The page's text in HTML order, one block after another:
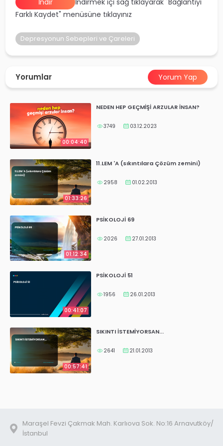
İndir
İndirmek içi sağ tıklayarak "Bağlantıyı
Farklı Kaydet" menüsüne tıklayınız
Depresyonun Sebepleri ve Çareleri
Yorumlar Yorum Yap
00:04:40
NEDEN HEP GEÇMİŞİ ARZULAR İNSAN?
3749 03.12.2023
01:33:26
11.LEM 'A (sıkıntılara Çözüm zemini)
2958 01.02.2013
01:12:34
PSİKOLOJİ 69
2026 27.01.2013
00:41:07
PSİKOLOJİ 51
1956 26.01.2013
00:57:41
SIKINTI İSTEMİYORSAN...
2641 21.01.2013
Maraşel Fevzi Çakmak Mah. Karlıova Sok. No:16 Arnavutköy/
İstanbul